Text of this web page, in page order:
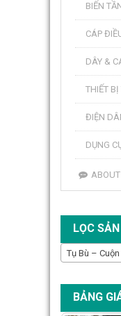
BIẾN
CÁP
DÂY &
THIẾT
ĐIỆN
DỤNG
LỌC
Tụ Bù –
BẢNG